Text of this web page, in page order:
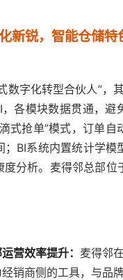
锐，智能仓储特
字化转型合伙人”，
各模块数据贯通，避
抢单”模式，订单自
BI系统内置统计学模
分析。麦得邻总部位
营效率提升： 麦得邻
销商侧的工具，与品